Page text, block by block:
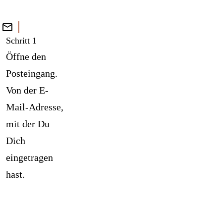
Schritt 1
Öffne den
Posteingang.
Von der E-
Mail-Adresse,
mit der Du
Dich
eingetragen
hast.